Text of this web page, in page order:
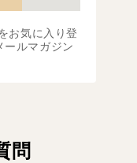
お気に入り登
ールマガジン
問